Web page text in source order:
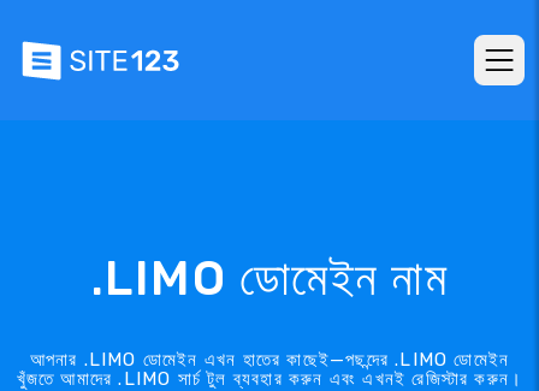
.LIMO ডোমেইন নাম
আপনার .LIMO ডোমেইন এখন হাতের কাছেই—পছন্দের .LIMO ডোমেইন
খুঁজতে আমাদের .LIMO সার্চ টুল ব্যবহার করুন এবং এখনই রেজিস্টার করুন।